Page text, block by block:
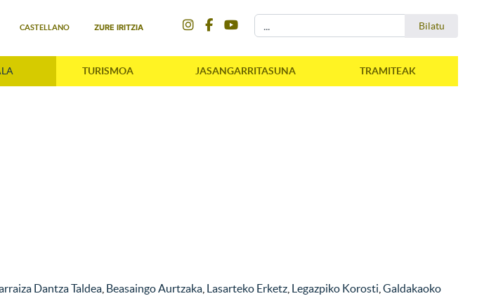
CASTELLANO ZURE IRITZIA Bilatu
TURISMOA JASANGARRITASUNA TRAMITEAK
Dantza Taldea Beasaingo Aurtzaka Lasarteko Erketz Legazpiko Korosti Galdakaoko